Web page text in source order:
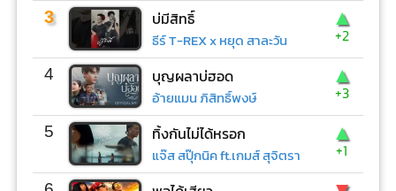
3 บ่มีสิทธิ์
ธีร์ T-REX x หยุด สาละวัน
▲
+2
4 บุญผลาบ่ฮอด
อ้ายแมน ภิสิทธิ์พงษ์
▲
+3
5 ทิ้งกันไม่ได้หรอก
แจ๊ส สปุ๊กนิค ft.เกมส์ สุจิตรา
▲
+1